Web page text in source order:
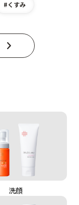
くすみ
洗顔